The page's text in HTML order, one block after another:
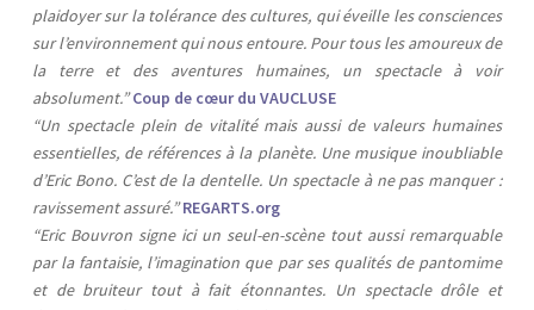
plaidoyer sur la tolérance des cultures, qui éveille les consciences
sur l’environnement qui nous entoure. Pour tous les amoureux de
la terre et des aventures humaines, un spectacle à voir
absolument.” Coup de cœur du VAUCLUSE
“Un spectacle plein de vitalité mais aussi de valeurs humaines
essentielles, de références à la planète. Une musique inoubliable
d’Eric Bono. C’est de la dentelle. Un spectacle à ne pas manquer :
ravissement assuré.” REGARTS.org
“Eric Bouvron signe ici un seul-en-scène tout aussi remarquable
par la fantaisie, l’imagination que par ses qualités de pantomime
et de bruiteur tout à fait étonnantes. Un spectacle drôle et